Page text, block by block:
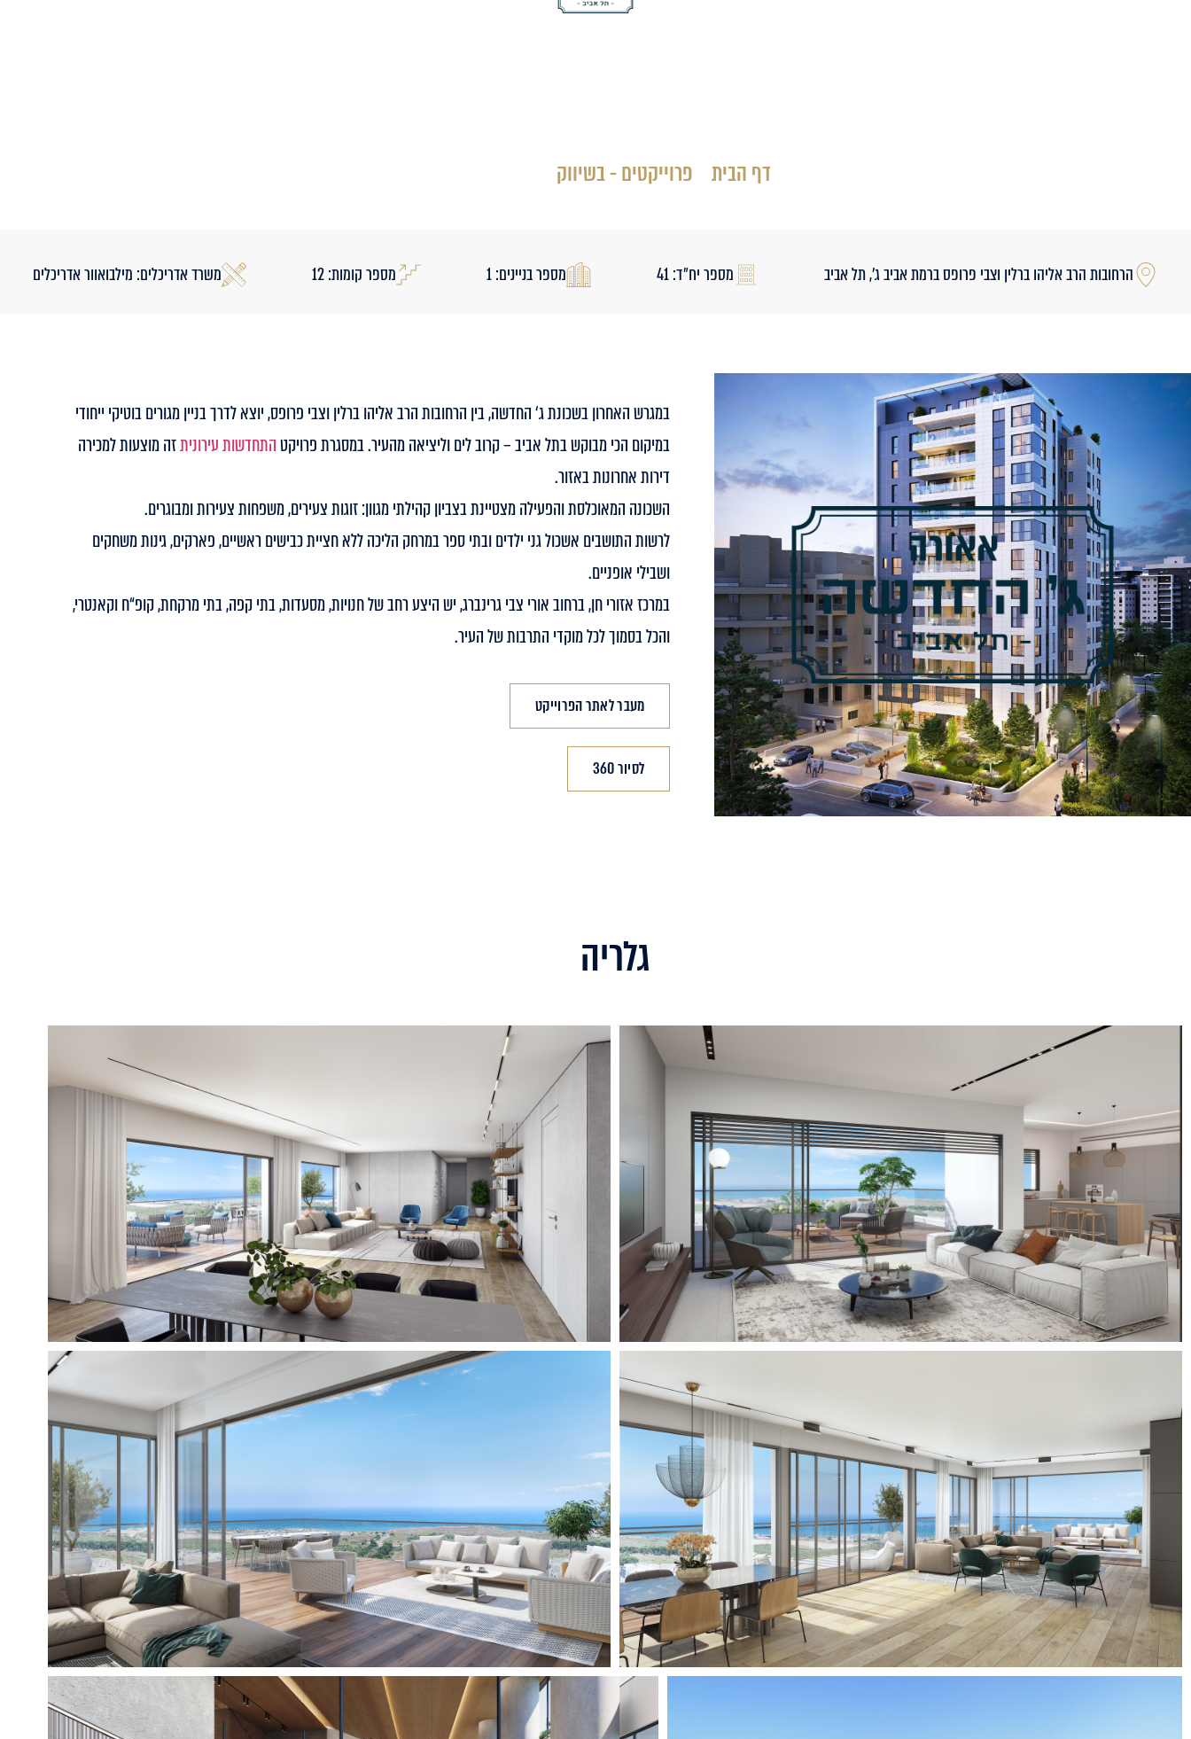
דף הבית פרוייקטים - בשיווק
הרחובות הרב אליהו ברלין וצבי פרופס ברמת אביב ג’, תל אביב מספר יח״ד: 41 מספר בניינים: 1 מספר קומות: 12 משרד אדריכלים: מילבואוור אדריכלים
במגרש האחרון בשכונת ג‘ החדשה, בין הרחובות הרב אליהו ברלין וצבי פרופס, יוצא לדרך בניין מגורים בוטיקי ייחודי
במיקום הכי מבוקש בתל אביב – קרוב לים וליציאה מהעיר. במסגרת פרויקטהתחדשות עירוניתזה מוצעות למכירה
דירות אחרונות באזור.
השכונה המאוכלסת והפעילה מצטיינת בצביון קהילתי מגוון: זוגות צעירים, משפחות צעירות ומבוגרים.
לרשות התושבים אשכול גני ילדים ובתי ספר במרחק הליכה ללא חציית כבישים ראשיים, פארקים, גינות משחקים
ושבילי אופניים.
במרכז אזורי חן, ברחוב אורי צבי גרינברג, יש היצע רחב של חנויות, מסעדות, בתי קפה, בתי מרקחת, קופ“ח וקאנטרי,
והכל בסמוך לכל מוקדי התרבות של העיר.
מעבר לאתר הפרוייקט
לסיור 360
גלריה